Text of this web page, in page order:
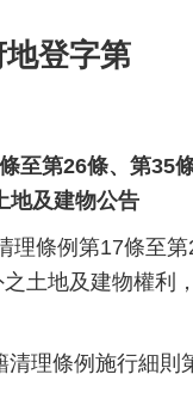
地登字第
至第26條、第35
地及建物公告
理條例第17條至
土地及建物權利
理條例施行細則